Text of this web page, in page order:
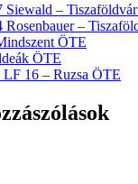
Siewald –
Rosenbauer –
ÖTE
ÖTE
16 – Ruzsa ÖTE